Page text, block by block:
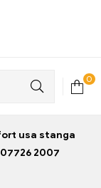
0
usa stanga
2007